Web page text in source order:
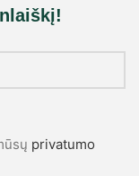
privatumo